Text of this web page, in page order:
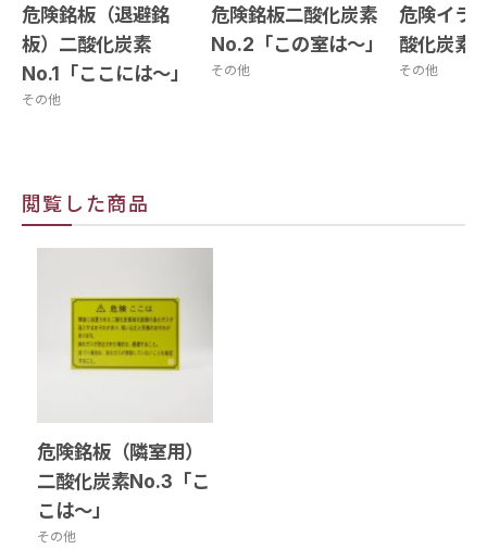
危険銘板（退避銘
板）二酸化炭素
No.1「ここには～」
その他
危険銘板二酸化炭素
No.2「この室は～」
その他
危険イラ
酸化炭素
その他
閲覧した商品
危険銘板（隣室用）
二酸化炭素No.3「こ
こは～」
その他